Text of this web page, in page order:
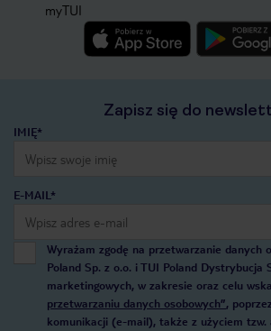
myTUI
Zapisz się do
IMIĘ*
E-MAIL*
Wyrażam zgodę na przetwarzanie danych
Poland Sp. z o.o. i TUI Poland Dystrybucja
marketingowych, w zakresie oraz celu
przetwarzaniu danych osobowych”,
komunikacji (e-mail), także z użyciem